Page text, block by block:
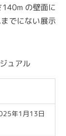
の壁⾯に
でにない展示
年1月13日